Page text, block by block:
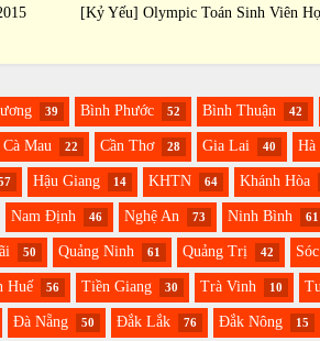
[Kỷ Yếu] Olympic Toán Sinh Viên
39 Bình Phước 52 Bình Thuận 42
Cà Mau 22 Cần Thơ 28 Gia Lai 40 Hà
Hậu Giang 14 KHTN 64 Khánh Hòa
Nam Định 46 Nghệ An 73 Ninh Bình 61
50 Quảng Ninh 61 Quảng Trị 42
Huế 56 Tiền Giang 30 Trà Vinh 10
Đà Nẵng 50 Đắk Lắk 76 Đắk Nông 15